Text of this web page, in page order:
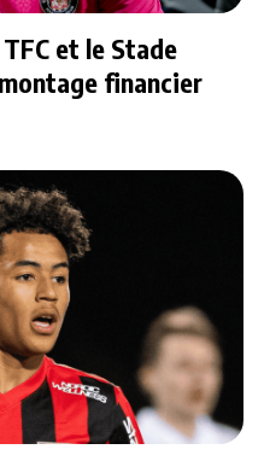
et le Stade
financier